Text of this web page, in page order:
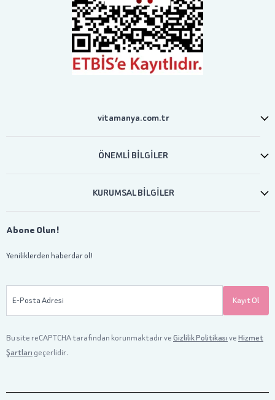
vitamanya.com.tr
ÖNEMLİ BİLGİLER
KURUMSAL BİLGİLER
Abone Olun!
Yeniliklerden haberdar ol!
E-Posta Adresi Kayıt Ol
Bu site reCAPTCHA tarafından korunmaktadır veGizlilik PolitikasıveHizmet
Şartları geçerlidir.